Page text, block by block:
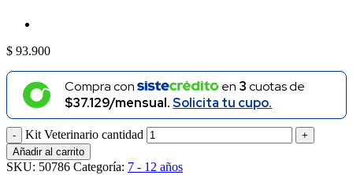
$ 93.900
Compra con en 3cuotas de
$37.129/mensual.Solicita tu cupo.
Kit Veterinario cantidad
Añadir al carrito
SKU: 50786 Categoría: 7 - 12 años